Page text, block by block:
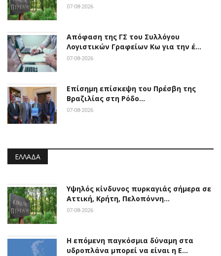
07-08-2026
Απόφαση της ΓΣ του Συλλόγου
Λογιστικών Γραφείων Κω για την έ…
07-08-2026
Επίσημη επίσκεψη του Πρέσβη της
Βραζιλίας στη Ρόδο…
07-08-2026
ΕΛΛΆΔΑ
Υψηλός κίνδυνος πυρκαγιάς σήμερα σε
Αττική, Κρήτη, Πελοπόννη…
07-08-2026
Η επόμενη παγκόσμια δύναμη στα
υδροπλάνα μπορεί να είναι η Ε…